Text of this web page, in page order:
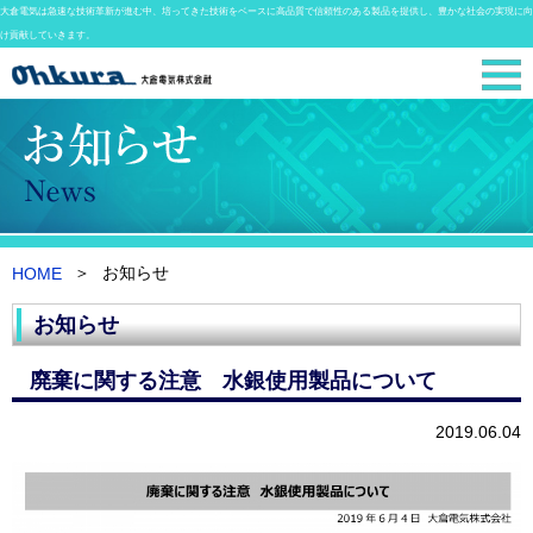
大倉電気は急速な技術革新が進む中、培ってきた技術をベースに高品質で信頼性のある製品を提供し、豊かな社会の実現に向
け貢献していきます。
HOME お知らせ
お知らせ
廃棄に関する注意 水銀使用製品について
2019.06.04